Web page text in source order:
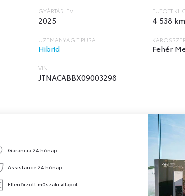
GYÁRTÁSI ÉV
2025
FUTOTT
4 538 km
ÜZEMANYAG TÍPUSA
Hibrid Fehér
VIN
JTNACABBX09003298
Garancia 24 hónap
Assistance 24 hónap
Ellenőrzött műszaki állapot